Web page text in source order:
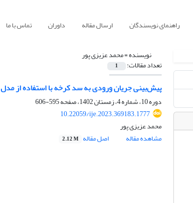
راهنمای نویسندگان ارسال مقاله داوران تماس با ما
نویسنده =محمد عزیزی پور
تعداد مقالات: 1
پیش‌بینی جریان ورودی به سد کرخه با استفاده از مدل ARIMA
دوره 10، شماره 4، زمستان 1402، صفحه
595-606
10.22059/ije.2023.369183.1777
محمد عزیزی پور
مشاهده مقاله
اصل مقاله 2.12 M